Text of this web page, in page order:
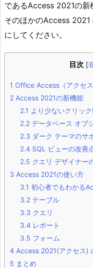
であるAccess 2021の新
そのほかのAccess 2021
にしてください。
目次 [
1 Office Access（アク
2 Access 2021の新機能
2.1 より少ないクリッ
2.2 データベース オブ
2.3 ダーク テーマのサ
2.4 SQL ビューの改善
2.5 クエリ デザイナー
3 Access 2021の使い方
3.1 初心者でもわかる
3.2 テーブル
3.3 クエリ
3.4 レポート
3.5 フォーム
4 Access 2021(アクセス)
5 まとめ